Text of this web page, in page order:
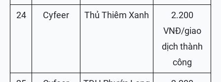
24 Cyfeer Thủ Thiêm Xanh
2.200
VNĐ/giao
dịch thành
công